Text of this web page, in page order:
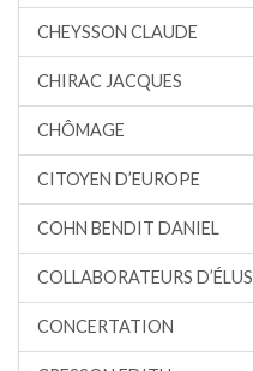
CHEYSSON CLAUDE
CHIRAC JACQUES
CHÔMAGE
CITOYEN D’EUROPE
COHN BENDIT DANIEL
COLLABORATEURS D’ÉLUS
CONCERTATION